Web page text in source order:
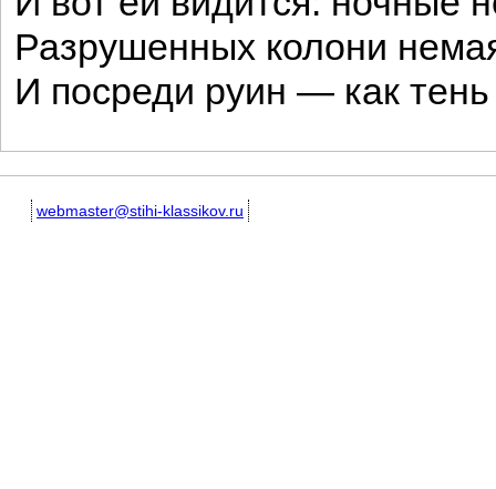
Разрушенных колони
И посреди руин — как
webmaster@stihi-klassikov.ru